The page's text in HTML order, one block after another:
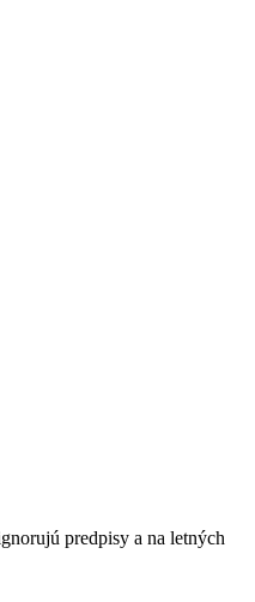
predpisy a na letných